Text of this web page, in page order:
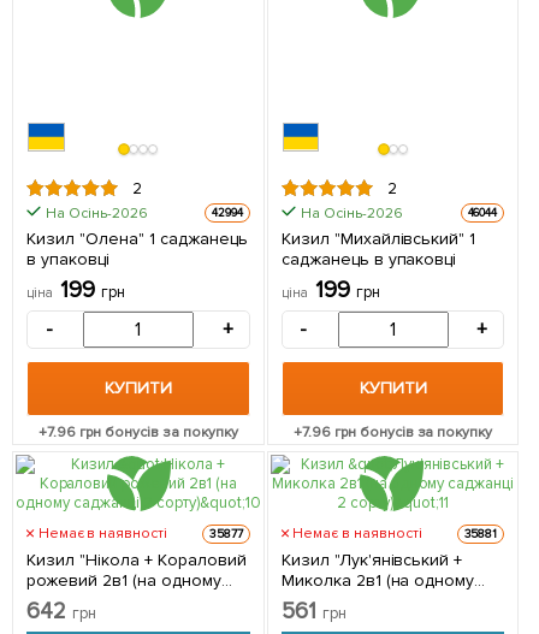
2
На Осінь-2026 42994
Кизил "Олена" 1 саджанець
в упаковці
ціна 199 грн
- +
КУПИТИ
+7.96 грн бонусів за покупку
2
На Осінь-2026 46044
Кизил "Михайлівський" 1
саджанець в упаковці
ціна 199 грн
- +
КУПИТИ
+7.96грн бонусів за покупку
Немає в наявності 35877
Кизил "Нікола + Кораловий
рожевий 2в1 (на одному
саджанці 2 сорту)" 1
саджанець в упаковці
642 грн
Немає в наявності 35881
Кизил "Лук'янівський +
Миколка 2в1 (на одному
саджанці 2 сорту)" 1
саджанець в упаковці
561 грн